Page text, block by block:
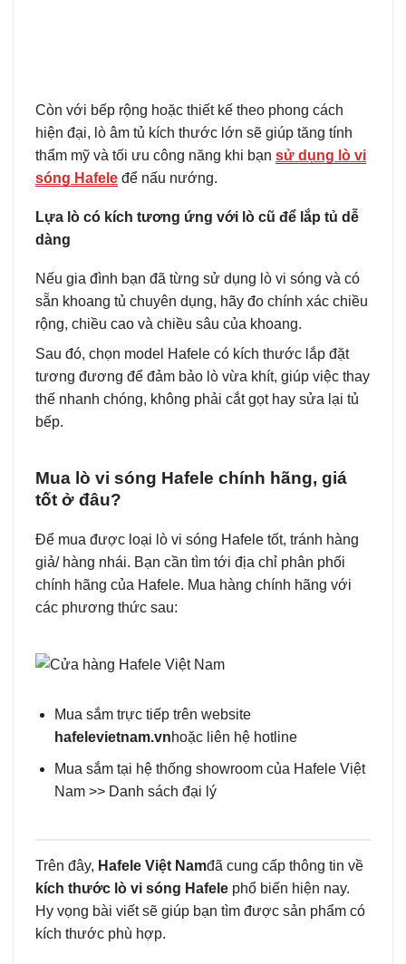
Còn với bếp rộng hoặc thiết kế theo phong cách
hiện đại, lò âm tủ kích thước lớn sẽ giúp tăng tính
thẩm mỹ và tối ưu công năng khi bạn sử dụng lò vi
sóng Hafele để nấu nướng.
Lựa lò có kích tương ứng với lò cũ để lắp tủ dễ
dàng
Nếu gia đình bạn đã từng sử dụng lò vi sóng và có
sẵn khoang tủ chuyên dụng, hãy đo chính xác chiều
rộng, chiều cao và chiều sâu của khoang.
Sau đó, chọn model Hafele có kích thước lắp đặt
tương đương để đảm bảo lò vừa khít, giúp việc thay
thế nhanh chóng, không phải cắt gọt hay sửa lại tủ
bếp.
Mua lò vi sóng Hafele chính hãng, giá
tốt ở đâu?
Để mua được loại lò vi sóng Hafele tốt, tránh hàng
giả/ hàng nhái. Bạn cần tìm tới địa chỉ phân phối
chính hãng của Hafele. Mua hàng chính hãng với
các phương thức sau:
Mua sắm trực tiếp trên website
hafelevietnam.vnhoặc liên hệ hotline
Mua sắm tại hệ thống showroom của Hafele Việt
Nam >> Danh sách đại lý
Trên đây, Hafele Việt Namđã cung cấp thông tin về
kích thước lò vi sóng Hafele phổ biến hiện nay.
Hy vọng bài viết sẽ giúp bạn tìm được sản phẩm có
kích thước phù hợp.